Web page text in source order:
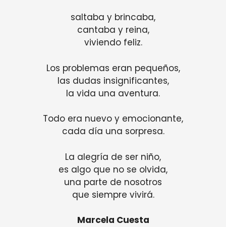
saltaba y brincaba,
cantaba y reina,
viviendo feliz.
Los problemas eran pequeños,
las dudas insignificantes,
la vida una aventura.
Todo era nuevo y emocionante,
cada día una sorpresa.
La alegría de ser niño,
es algo que no se olvida,
una parte de nosotros
que siempre vivirá.
Marcela Cuesta